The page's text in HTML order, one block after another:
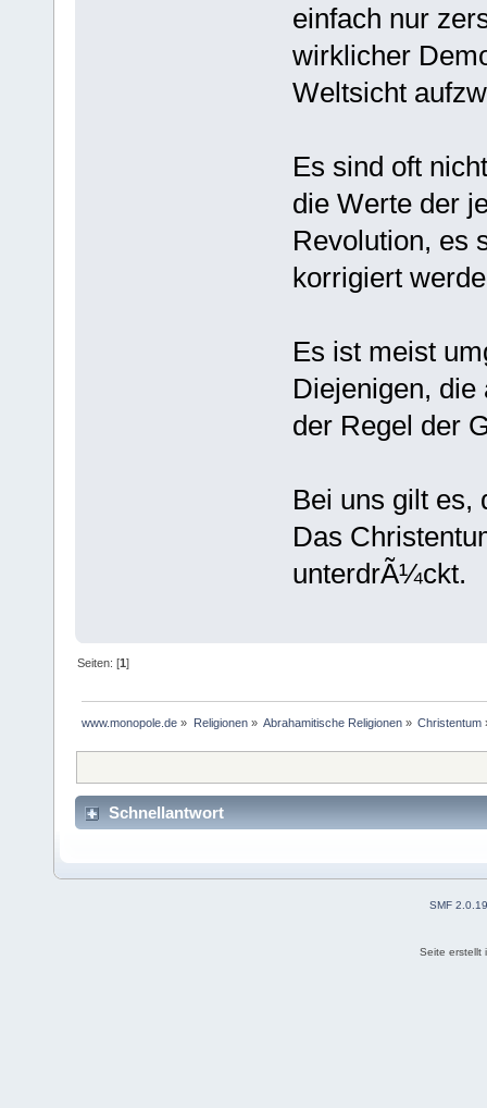
einfach nur
wirklicher
Weltsicht
Es sind oft
die Werte der
Revolution, es
korrigiert
Es ist meist
Diejenigen,
der Regel der
Bei uns gilt es,
Das
unterdrÃ¼ckt.
Seiten: [1]
www.monopole.de » Religionen» Abrahamitische Religionen» Christentum
Schnellantwort
SMF 2.0.19
Seite erstellt